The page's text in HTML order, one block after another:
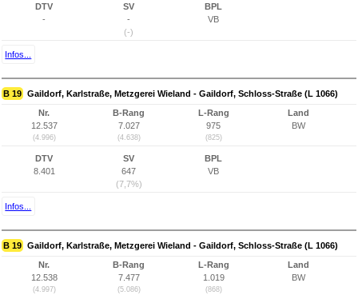
DTV
-
SV
-
(-)
BPL
VB
Infos...
B 19 Gaildorf, Karlstraße, Metzgerei Wieland - Gaildorf, Schloss-Straße (L 1066)
Nr.
12.537
(4.996)
B-Rang
7.027
(4.638)
L-Rang
975
(825)
Land
BW
DTV
8.401
SV
647
(7,7%)
BPL
VB
Infos...
B 19 Gaildorf, Karlstraße, Metzgerei Wieland - Gaildorf, Schloss-Straße (L 1066)
Nr.
12.538
(4.997)
B-Rang
7.477
(5.086)
L-Rang
1.019
(868)
Land
BW